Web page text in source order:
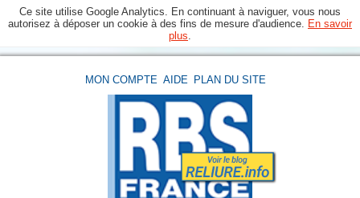
Ce site utilise Google Analytics. En continuant à naviguer, vous nous
autorisez à déposer un cookie à des fins de mesure d'audience. En savoir
plus
MON COMPTE AIDE PLAN DU SITE